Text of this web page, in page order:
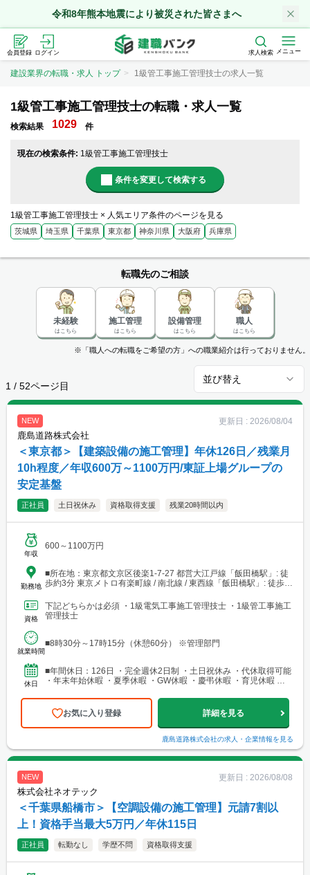
令和8年熊本地震により被災された皆さまへ
会員登録 ログイン 求人検索 メニュー
建設業界の転職・求人 トップ 1級管工事施工管理技士の求人一覧
1級管工事施工管理技士の転職・求人一覧
検索結果 1029 件
現在の検索条件: 1級管工事施工管理技士
条件を変更して検索する
1級管工事施工管理技士 × 人気エリア条件のページを見る
茨城県 埼玉県 千葉県 東京都 神奈川県 大阪府 兵庫県
転職先のご相談
未経験
はこちら
施工管理
はこちら
設備管理
はこちら
職人
はこちら
※「職人への転職をご希望の方」への職業紹介は行っておりません。
1 / 52ページ目
並び替え
NEW 更新日 : 2026/08/04
鹿島道路株式会社
＜東京都＞【建築設備の施工管理】年休126日／残業月
10h程度／年収600万～1100万円/東証上場グループの
安定基盤
正社員 土日祝休み 資格取得支援 残業20時間以内
年収
600～1100万円
勤務地
■所在地：東京都文京区後楽1-7-27 都営大江戸線「飯田橋駅」: 徒
歩約3分 東京メトロ有楽町線 / 南北線 / 東西線「飯田橋駅」: 徒歩約
資格
下記どちらかは必須 ・1級電気工事施工管理技士 ・1級管工事施工
管理技士
就業時間
■8時30分～17時15分（休憩60分） ※管理部門
休日
■年間休日：126日 ・完全週休2日制 ・土日祝休み ・代休取得可能
・年末年始休暇 ・夏季休暇 ・GW休暇 ・慶弔休暇 ・育児休暇 ・
お気に入り登録 詳細を見る
鹿島道路株式会社の求人・企業情報を見る
NEW 更新日 : 2026/08/08
株式会社ネオテック
＜千葉県船橋市＞【空調設備の施工管理】元請7割以
上！資格手当最大5万円／年休115日
正社員 転勤なし 学歴不問 資格取得支援